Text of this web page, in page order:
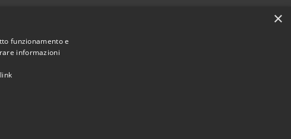
×
funzionamento e
informazioni
link